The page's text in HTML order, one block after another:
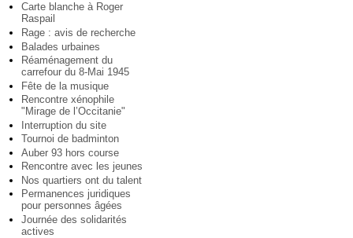
Carte blanche à Roger
Raspail
Rage : avis de recherche
Balades urbaines
Réaménagement du
carrefour du 8-Mai 1945
Fête de la musique
Rencontre xénophile
"Mirage de l’Occitanie"
Interruption du site
Tournoi de badminton
Auber 93 hors course
Rencontre avec les jeunes
Nos quartiers ont du talent
Permanences juridiques
pour personnes âgées
Journée des solidarités
actives